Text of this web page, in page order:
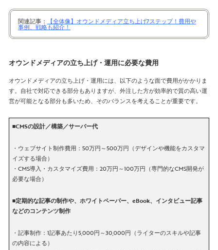
関連記事： 【全体像】オウンドメディア立ち上げ7ステップ！費用や
事例、戦略も紹介！
オウンドメディアの立ち上げ・運用に必要な費用
オウンドメディアの立ち上げ・運用には、以下のような面で費用がかかりま
す。自社で対応できる部分もありますが、外注した方が効率的で質の高い運
営が可能となる部分も多いため、そのバランスを考えることが重要です。
■CMSの設計／構築／サーバー代
・ウェブサイト制作費用：50万円～500万円（デザインや機能をカスタマ
イズする場合）
・CMS導入・カスタマイズ費用：20万円～100万円（専門的なCMS開発が
必要な場合）
■定期的な記事の制作や、ホワイトペーパー、eBook、インタビュー記事
などのコンテンツ制作
・記事制作：1記事あたり5,000円～30,000円（ライターのスキルや記事
の内容による）